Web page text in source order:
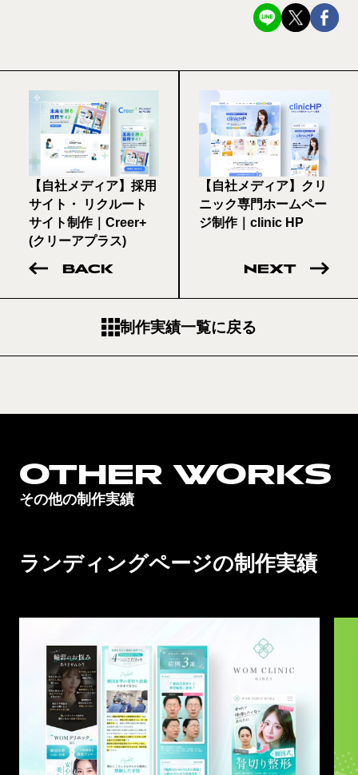
【自社メディア】採用
サイト・ リクルート
サイト制作｜Creer+
(クリーアプラス)
BACK
【自社メディア】クリ
ニック専門ホームペー
ジ制作｜clinic HP
NEXT
制作実績一覧に戻る
OTHER WORKS
その他の制作実績
ランディングページの制作実績